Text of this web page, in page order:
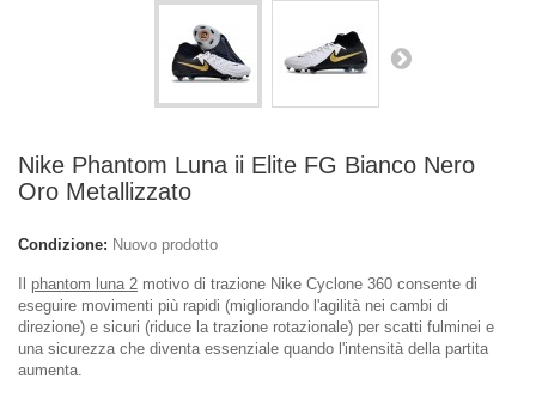
Nike Phantom Luna ii Elite FG Bianco Nero
Oro Metallizzato
Condizione: Nuovo prodotto
phantom luna 2 motivo di trazione Nike Cyclone 360 consente di
eseguire movimenti più rapidi (migliorando l'agilità nei cambi di
direzione) e sicuri (riduce la trazione rotazionale) per scatti fulminei e
una sicurezza che diventa essenziale quando l'intensità della partita
aumenta.